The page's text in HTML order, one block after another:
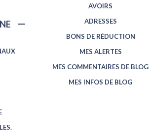
AVOIRS
ADRESSES
BONS DE RÉDUCTION
MES ALERTES
MES COMMENTAIRES DE BLOG
MES INFOS DE BLOG